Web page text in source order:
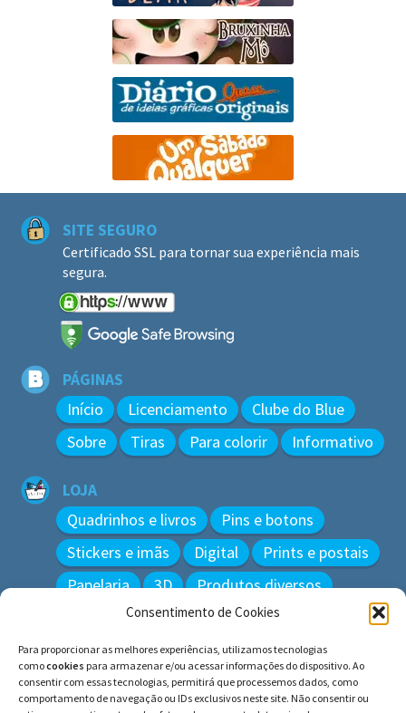
Consentimento de Cookies
Para proporcionar as melhores experiências, utilizamos tecnologias
comocookies para armazenar e/ou acessar informações do dispositivo. Ao
consentir com essas tecnologias, permitirá que processemos dados, como
comportamento de navegação ou IDs exclusivos neste site. Não consentir ou
SITE SEGURO
Certificado SSL para tornar sua experiência mais
segura.
PÁGINAS
Início Licenciamento
Clube do Blue
Sobre
Tiras Para colorir Informativo
LOJA
Quadrinhos e livros
Pins e botons
Stickers e imãs
Digital
Prints e postais
Papelaria
3D Produtos diversos
Pesquisar
por: